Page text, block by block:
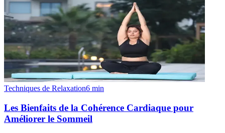
Techniques de Relaxation6 min
Les Bienfaits de la Cohérence Cardiaque pour
Améliorer le Sommeil